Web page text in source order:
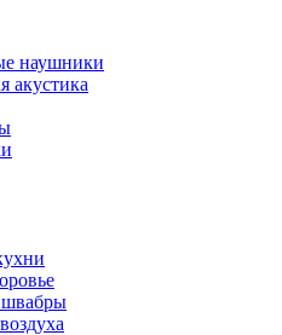
наушники
акустика